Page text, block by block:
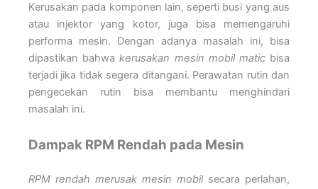
Kerusakan pada komponen lain, seperti busi yang aus
atau injektor yang kotor, juga bisa memengaruhi
performa mesin. Dengan adanya masalah ini, bisa
dipastikan bahwakerusakan mesin mobil maticbisa
terjadi jika tidak segera ditangani. Perawatan rutin dan
pengecekan rutin bisa membantu menghindari
masalah ini.
Dampak RPM Rendah pada Mesin
RPM rendah merusak mesin mobilsecara perlahan,